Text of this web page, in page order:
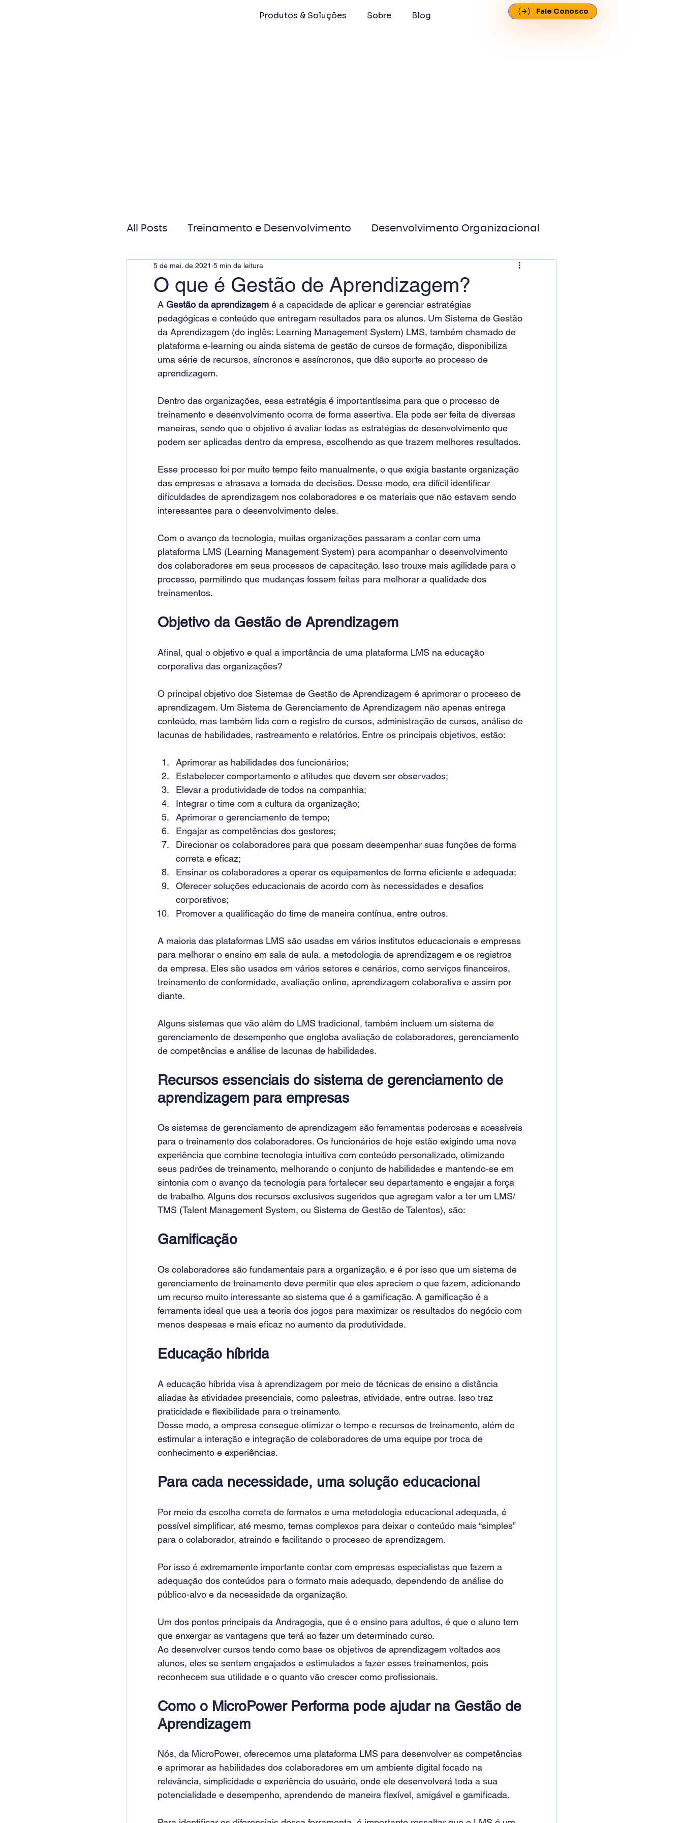
Produtos & Soluções Sobre Blog Fale Conosco
All Posts Treinamento e Desenvolvimento Desenvolvimento Organizacional
Gestão de Pessoas MicroPower Corporativo
Responsabilidade Social
O que é Gestão de Aprendizagem?
5 de mai. de 2021 5 min de leitura
A Gestão da aprendizagem é a capacidade de aplicar e gerenciar estratégias
pedagógicas e conteúdo que entregam resultados para os alunos. Um Sistema de Gestão
da Aprendizagem (do inglês: Learning Management System) LMS, também chamado de
plataforma e-learning ou ainda sistema de gestão de cursos de formação, disponibiliza
uma série de recursos, síncronos e assíncronos, que dão suporte ao processo de
aprendizagem.
Dentro das organizações, essa estratégia é importantíssima para que o processo de
treinamento e desenvolvimento ocorra de forma assertiva. Ela pode ser feita de diversas
maneiras, sendo que o objetivo é avaliar todas as estratégias de desenvolvimento que
podem ser aplicadas dentro da empresa, escolhendo as que trazem melhores resultados.
Esse processo foi por muito tempo feito manualmente, o que exigia bastante organização
das empresas e atrasava a tomada de decisões. Desse modo, era difícil identificar
dificuldades de aprendizagem nos colaboradores e os materiais que não estavam sendo
interessantes para o desenvolvimento deles.
Com o avanço da tecnologia, muitas organizações passaram a contar com uma
plataforma LMS (Learning Management System) para acompanhar o desenvolvimento
dos colaboradores em seus processos de capacitação. Isso trouxe mais agilidade para o
processo, permitindo que mudanças fossem feitas para melhorar a qualidade dos
treinamentos.
Objetivo da Gestão de Aprendizagem
Afinal, qual o objetivo e qual a importância de uma plataforma LMS na educação
corporativa das organizações?
O principal objetivo dos Sistemas de Gestão de Aprendizagem é aprimorar o processo de
aprendizagem. Um Sistema de Gerenciamento de Aprendizagem não apenas entrega
conteúdo, mas também lida com o registro de cursos, administração de cursos, análise de
lacunas de habilidades, rastreamento e relatórios. Entre os principais objetivos, estão:
Aprimorar as habilidades dos funcionários;
Estabelecer comportamento e atitudes que devem ser observados;
Elevar a produtividade de todos na companhia;
Integrar o time com a cultura da organização;
Aprimorar o gerenciamento de tempo;
Engajar as competências dos gestores;
Direcionar os colaboradores para que possam desempenhar suas funções de forma
correta e eficaz;
Ensinar os colaboradores a operar os equipamentos de forma eficiente e adequada;
Oferecer soluções educacionais de acordo com às necessidades e desafios
corporativos;
Promover a qualificação do time de maneira contínua, entre outros.
A maioria das plataformas LMS são usadas em vários institutos educacionais e empresas
para melhorar o ensino em sala de aula, a metodologia de aprendizagem e os registros
da empresa. Eles são usados em vários setores e cenários, como serviços financeiros,
treinamento de conformidade, avaliação online, aprendizagem colaborativa e assim por
diante.
Alguns sistemas que vão além do LMS tradicional, também incluem um sistema de
gerenciamento de desempenho que engloba avaliação de colaboradores, gerenciamento
de competências e análise de lacunas de habilidades.
Recursos essenciais do sistema de gerenciamento de
aprendizagem para empresas
Os sistemas de gerenciamento de aprendizagem são ferramentas poderosas e acessíveis
para o treinamento dos colaboradores. Os funcionários de hoje estão exigindo uma nova
experiência que combine tecnologia intuitiva com conteúdo personalizado, otimizando
seus padrões de treinamento, melhorando o conjunto de habilidades e mantendo-se em
sintonia com o avanço da tecnologia para fortalecer seu departamento e engajar a força
de trabalho. Alguns dos recursos exclusivos sugeridos que agregam valor a ter um LMS/
TMS (Talent Management System, ou Sistema de Gestão de Talentos), são:
Gamificação
Os colaboradores são fundamentais para a organização, e é por isso que um sistema de
gerenciamento de treinamento deve permitir que eles apreciem o que fazem, adicionando
um recurso muito interessante ao sistema que é a gamificação. A gamificação é a
ferramenta ideal que usa a teoria dos jogos para maximizar os resultados do negócio com
menos despesas e mais eficaz no aumento da produtividade.
Educação híbrida
A educação híbrida visa à aprendizagem por meio de técnicas de ensino a distância
aliadas às atividades presenciais, como palestras, atividade, entre outras. Isso traz
praticidade e flexibilidade para o treinamento.
Desse modo, a empresa consegue otimizar o tempo e recursos de treinamento, além de
estimular a interação e integração de colaboradores de uma equipe por troca de
conhecimento e experiências.
Para cada necessidade, uma solução educacional
Por meio da escolha correta de formatos e uma metodologia educacional adequada, é
possível simplificar, até mesmo, temas complexos para deixar o conteúdo mais “simples”
para o colaborador, atraindo e facilitando o processo de aprendizagem.
Por isso é extremamente importante contar com empresas especialistas que fazem a
adequação dos conteúdos para o formato mais adequado, dependendo da análise do
público-alvo e da necessidade da organização.
Um dos pontos principais da Andragogia, que é o ensino para adultos, é que o aluno tem
que enxergar as vantagens que terá ao fazer um determinado curso.
Ao desenvolver cursos tendo como base os objetivos de aprendizagem voltados aos
alunos, eles se sentem engajados e estimulados a fazer esses treinamentos, pois
reconhecem sua utilidade e o quanto vão crescer como profissionais.
Como o MicroPower Performa pode ajudar na Gestão de
Aprendizagem
Nós, da MicroPower, oferecemos uma plataforma LMS para desenvolver as competências
e aprimorar as habilidades dos colaboradores em um ambiente digital focado na
relevância, simplicidade e experiência do usuário, onde ele desenvolverá toda a sua
potencialidade e desempenho, aprendendo de maneira flexível, amigável e gamificada.